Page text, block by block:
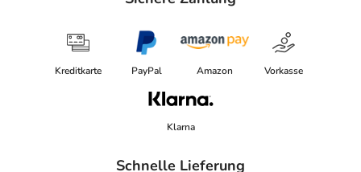
Kreditkarte PayPal Amazon Vorkasse
Klarna
Schnelle Lieferung